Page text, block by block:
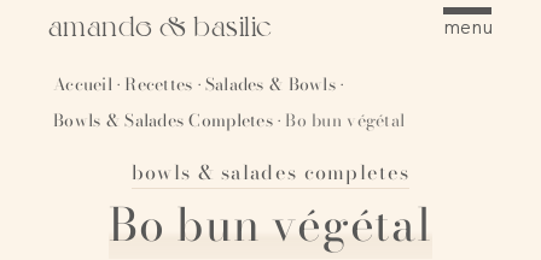
amande & basilic menu
Accueil · Recettes · Salades & Bowls ·
Bowls & Salades Completes · Bo bun végétal
Épinglerbowls & salades completes
Bo bun végétal